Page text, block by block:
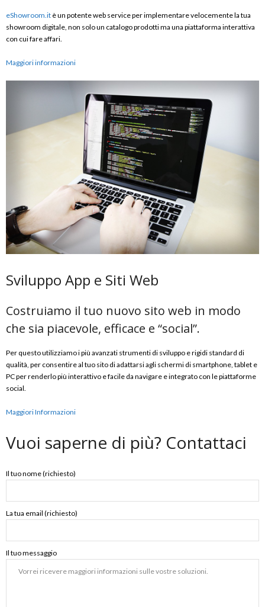
eShowroom.it è un potente web service per implementare velocemente la tua
showroom digitale, non solo un catalogo prodotti ma una piattaforma interattiva
con cui fare affari.
Maggiori informazioni
Sviluppo App e Siti Web
Costruiamo il tuo nuovo sito web in modo
che sia piacevole, efficace e “social”.
Per questo utilizziamo i più avanzati strumenti di sviluppo e rigidi standard di
qualità, per consentire al tuo sito di adattarsi agli schermi di smartphone, tablet e
PC per renderlo più interattivo e facile da navigare e integrato con le piattaforme
social.
Maggiori Informazioni
Vuoi saperne di più? Contattaci
Il tuo nome (richiesto)
La tua email (richiesto)
Il tuo messaggio